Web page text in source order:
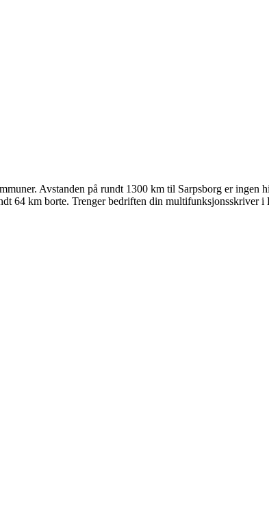
Avstanden på rundt 1300 km til Sarpsborg er
64 km borte. Trenger bedriften din multifunksjonsskriver